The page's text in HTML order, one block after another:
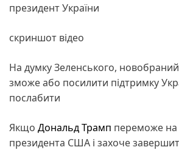
президент України
скриншот відео
На думку Зеленського,
зможе або посилити підтримку
послабити
Якщо Дональд Трамп переможе
президента США і захоче